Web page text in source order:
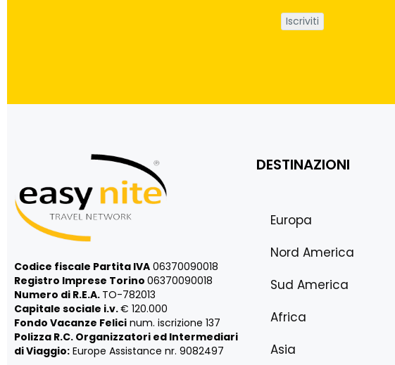
Codice fiscale Partita IVA 06370090018
Registro Imprese Torino 06370090018
Numero di R.E.A. TO-782013
Capitale sociale i.v.€ 120.000
Fondo Vacanze Felici num. iscrizione 137
Polizza R.C. Organizzatori ed Intermediari
di Viaggio: Europe Assistance nr. 9082497
DESTINAZIONI
Europa
Nord America
Sud America
Africa
Asia